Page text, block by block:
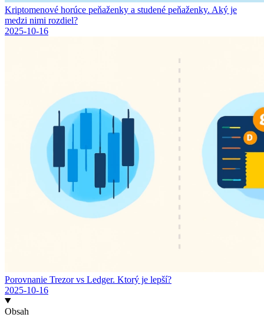
Kriptomenové horúce peňaženky a studené peňaženky. Aký je
medzi nimi rozdiel?
2025-10-16
Porovnanie Trezor vs Ledger. Ktorý je lepší?
2025-10-16
Obsah